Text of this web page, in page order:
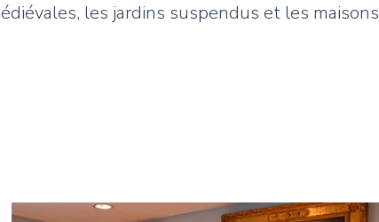
les jardins suspendus et les maisons
Featured